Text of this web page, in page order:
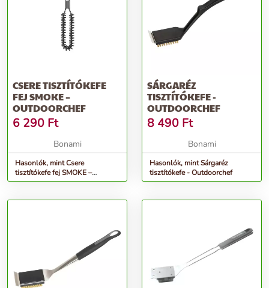
CSERE TISZTÍTÓKEFE
FEJ SMOKE –
OUTDOORCHEF
6 290 Ft
Bonami
Hasonlók, mint Csere
tisztítókefe fej SMOKE –
Outdoorchef
SÁRGARÉZ
TISZTÍTÓKEFE -
OUTDOORCHEF
8 490 Ft
Bonami
Hasonlók, mint Sárgaréz
tisztítókefe - Outdoorchef